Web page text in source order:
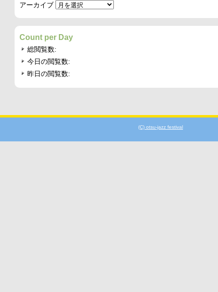
アーカイブ
Count per Day
総閲覧数:
今日の閲覧数:
昨日の閲覧数:
(C) otsu-jazz festival